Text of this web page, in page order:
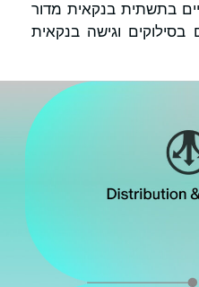
ותלויים בתשתית בנקאית מדור
בעוד שעיכובים בסילוקים וגישה בנקאית